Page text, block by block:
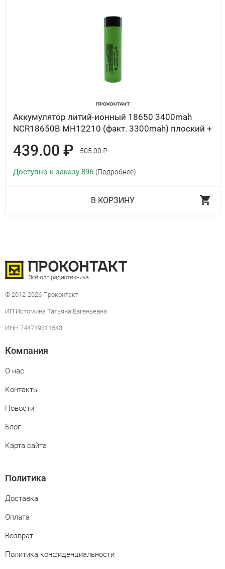
Аккумулятор литий-ионный 18650 3400mah
NCR18650B MH12210 (факт. 3300mah) плоский +
439.00 ₽ 505.00 ₽
Доступно к заказу 896 (Подробнее)
В КОРЗИНУ
© 2012-2026 Проконтакт
ИП Истомина Татьяна Евгеньевна
ИНН 744719311543
Компания
О нас
Контакты
Новости
Блог
Карта сайта
Политика
Доставка
Оплата
Возврат
Политика конфиденциальности